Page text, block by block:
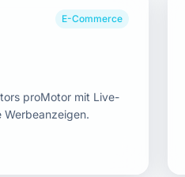
E-Commerce
proMotor mit Live-